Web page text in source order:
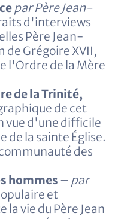
par Père Jean-
d'interviews
Père Jean-
de Grégoire XVII,
l'Ordre de la Mère
de la Trinité,
de cet
vue d'une difficile
de la sainte Église.
des
hommes – par
et
vie du Père Jean